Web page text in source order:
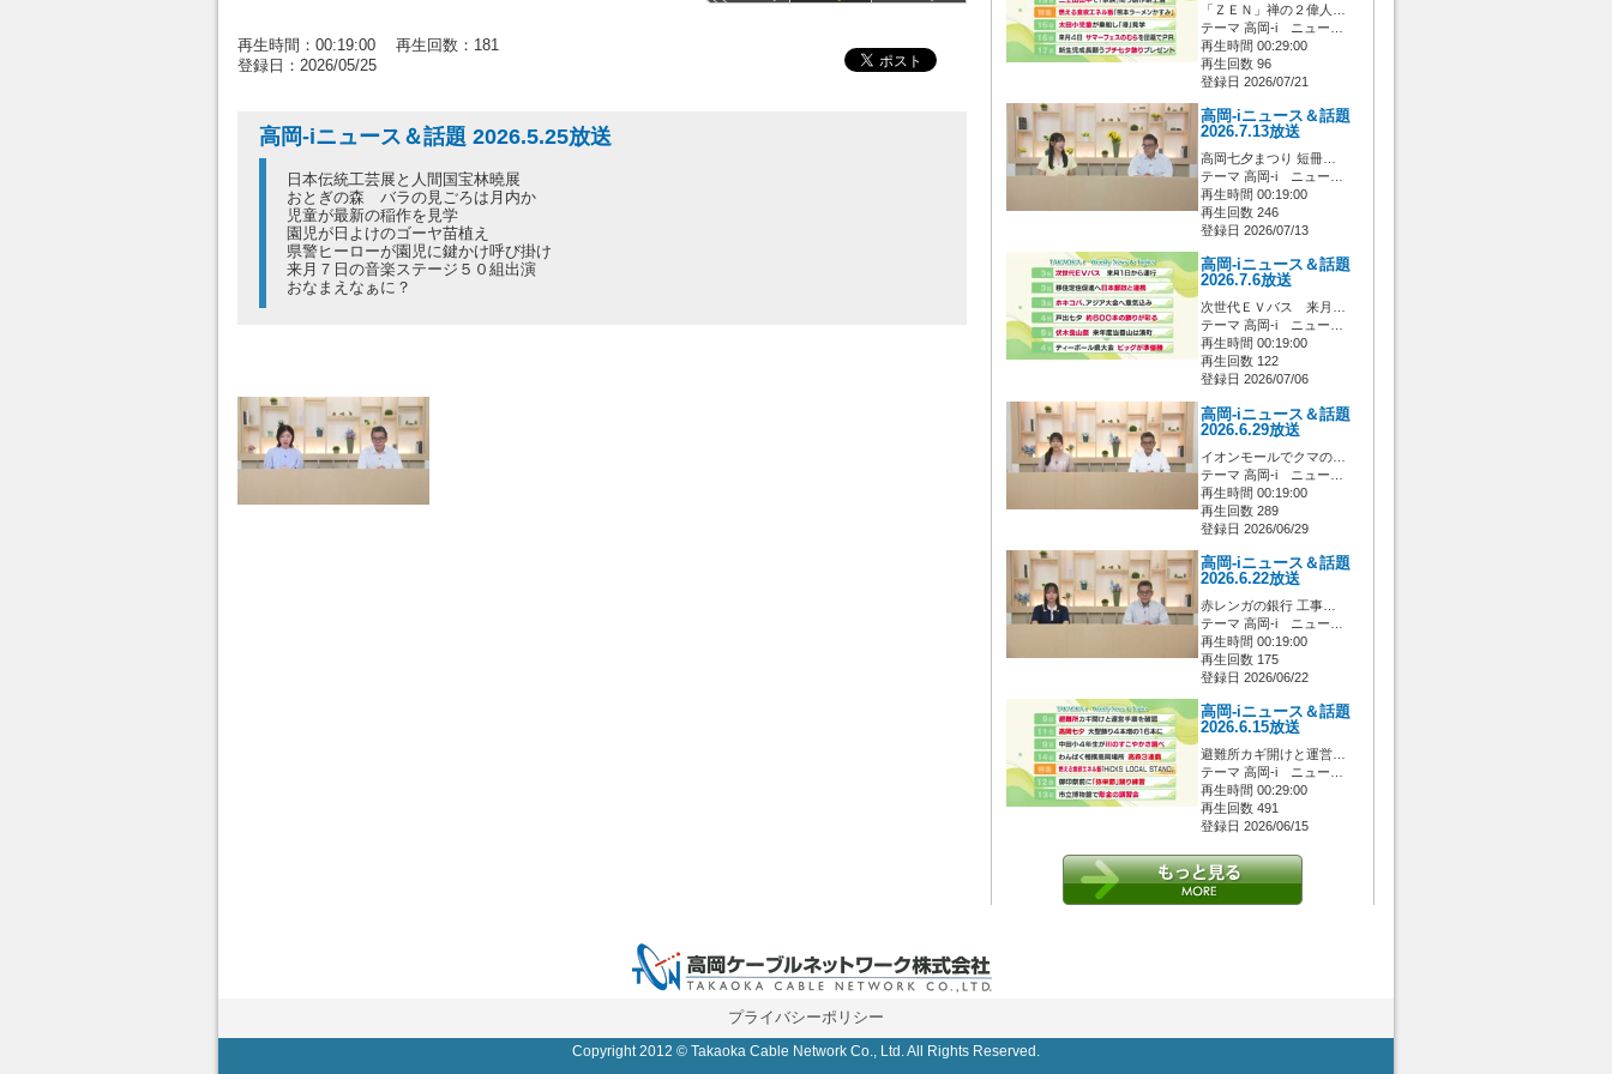
再生時間：00:19:00 再生回数：181
登録日：2026/05/25
高岡-iニュース＆話題 2026.5.25放送
日本伝統工芸展と人間国宝林曉展
おとぎの森 バラの見ごろは月内か
児童が最新の稲作を見学
園児が日よけのゴーヤ苗植え
県警ヒーローが園児に鍵かけ呼び掛け
来月７日の音楽ステージ５０組出演
おなまえなぁに？
「ＺＥＮ」禅の２偉人…
テーマ 高岡-i ニュー…
再生時間 00:29:00
再生回数 96
登録日 2026/07/21
高岡-iニュース＆話題
2026.7.13放送
高岡七夕まつり 短冊…
テーマ 高岡-i ニュー…
再生時間 00:19:00
再生回数 246
登録日 2026/07/13
高岡-iニュース＆話題
2026.7.6放送
次世代ＥＶバス 来月…
テーマ 高岡-i ニュー…
再生時間 00:19:00
再生回数 122
登録日 2026/07/06
高岡-iニュース＆話題
2026.6.29放送
イオンモールでクマの…
テーマ 高岡-i ニュー…
再生時間 00:19:00
再生回数 289
登録日 2026/06/29
高岡-iニュース＆話題
2026.6.22放送
赤レンガの銀行 工事…
テーマ 高岡-i ニュー…
再生時間 00:19:00
再生回数 175
登録日 2026/06/22
高岡-iニュース＆話題
2026.6.15放送
避難所カギ開けと運営…
テーマ 高岡-i ニュー…
再生時間 00:29:00
再生回数 491
登録日 2026/06/15
プライバシーポリシー
Copyright 2012 © Takaoka Cable Network Co., Ltd. All Rights Reserved.